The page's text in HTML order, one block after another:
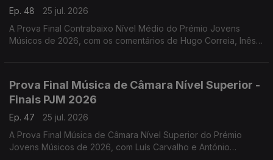
Ep. 48
25 jul. 2026
A Prova Final Contrabaixo Nível Médio do Prémio Jovens
Músicos de 2026, com os comentários de Hugo Correia, Inês
Prova Final Música de Câmara Nível Superior -
Finais PJM 2026
Ep. 47
25 jul. 2026
A Prova Final Música de Câmara Nível Superior do Prémio
Jovens Músicos de 2026, com Luís Carvalho e António